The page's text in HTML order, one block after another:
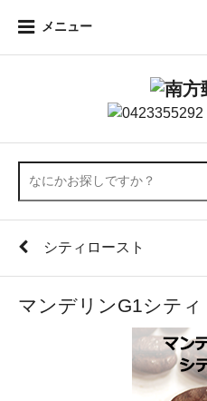
メニュー
シティロースト
マンデリンG1シティ